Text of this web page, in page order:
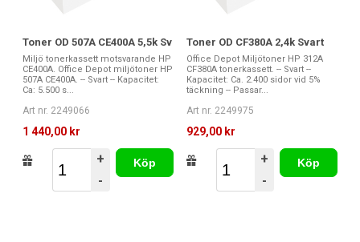
Toner OD 507A CE400A 5,5k Sv
Miljö tonerkassett motsvarande HP
CE400A. Office Depot miljötoner HP
507A CE400A. -- Svart -- Kapacitet:
Ca: 5.500 s...
Art nr. 2249066
1 440,00 kr
+
-
Köp
Toner OD CF380A 2,4k Svart
Office Depot Miljötoner HP 312A
CF380A tonerkassett. -- Svart --
Kapacitet: Ca. 2.400 sidor vid 5%
täckning -- Passar...
Art nr. 2249975
929,00 kr
+
-
Köp